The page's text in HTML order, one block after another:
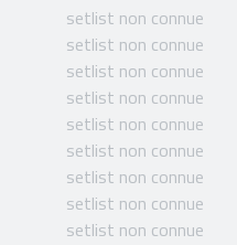
setlist non connue
setlist non connue
setlist non connue
setlist non connue
setlist non connue
setlist non connue
setlist non connue
setlist non connue
setlist non connue